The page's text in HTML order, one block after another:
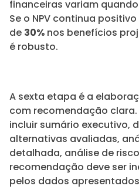
financeiras variam
Se o NPV continua
de 30% nos benefícios
é robusto.
A sexta etapa é a
com recomendação
incluir sumário executivo,
alternativas avaliadas,
detalhada, análise de
recomendação deve ser
pelos dados